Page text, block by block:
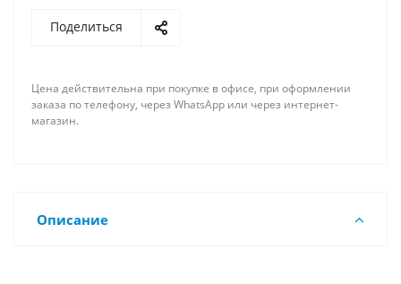
Поделиться
Цена действительна при покупке в офисе, при оформлении
заказа по телефону, через WhatsApp или через интернет-
магазин.
Описание